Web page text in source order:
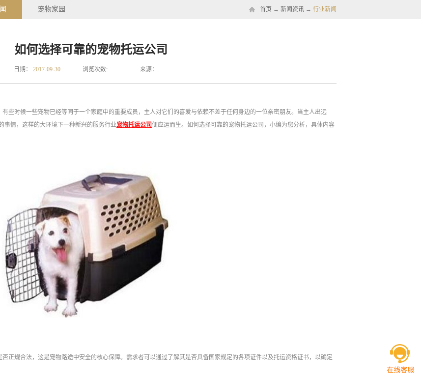
宠物家园 首页 → 新闻资讯 → 行业新闻
如何选择可靠的宠物托运公司
日期： 2017-09-30 浏览次数: 来源：
些时候一些宠物已经等同于一个家庭中的重要成员，主人对它们的喜爱与依赖不差于任何身边的一位亲密朋友。当主人出远
事情，这样的大环境下一种新兴的服务行业宠物托运公司便应运而生。如何选择可靠的宠物托运公司，小编为您分析，具体内容
正规合法，这是宠物路途中安全的核心保障。需求者可以通过了解其是否具备国家规定的各项证件以及托运资格证书，以确定